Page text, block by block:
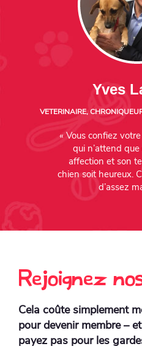
Yves
VETERINAIRE,
« Vous confiez
qui n’attend
affection et son
chien soit heureux.
d’assez
Rejoignez
Cela coûte simplement
pour devenir membre –
payez pas pour les